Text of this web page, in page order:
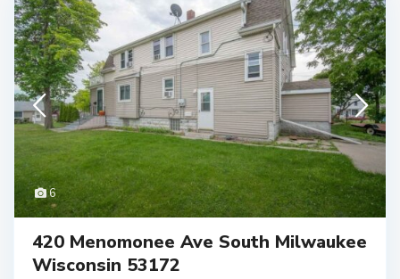
6
420 Menomonee Ave South Milwaukee
Wisconsin 53172